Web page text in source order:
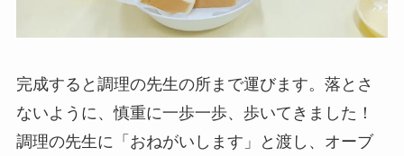
完成すると調理の先生の所まで運びます。落とさ
ないように、慎重に一歩一歩、歩いてきました！
調理の先生に「おねがいします」と渡し、オーブ